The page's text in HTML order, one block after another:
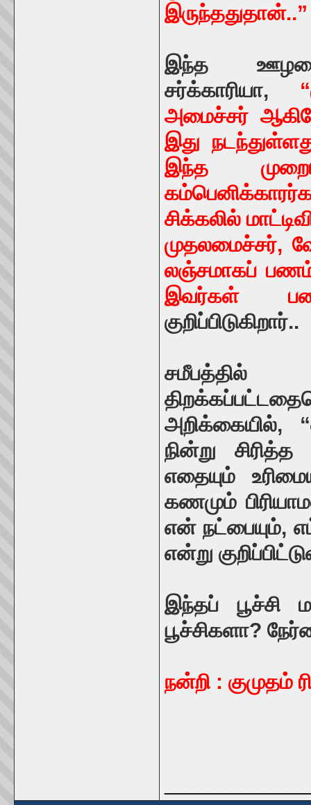
இந்த
சர்க்காரியா,
அமைச்சர்
இது
இந்த
சிக்கலில்
முதலமைச்சர்,
லஞ்சமாகப் பணம்
இவர்கள்
குறிப்பிடுகிறார்..
சமீபத்தில்
அறிக்கையில்,
நின்று
எதையும்
கணமும்
என் நட்பையும்,
என்று
இந்தப் பூச்சி
பூச்சிகளா?
நன்றி : குமுதம்